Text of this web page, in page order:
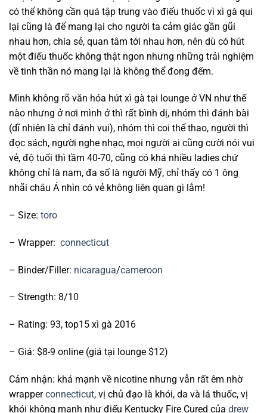
có thể không cần quá tập trung vào điếu thuốc vì xì gà qui
lại cũng là để mang lại cho người ta cảm giác gần gũi
nhau hơn, chia sẻ, quan tâm tới nhau hơn, nên dù có hút
một điếu thuốc không thật ngon nhưng những trải nghiệm
về tinh thần nó mang lại là không thể đong đếm.
Mình không rõ văn hóa hút xì gà tại lounge ở VN như thế
nào nhưng ở nơi mình ở thì rất bình dị, nhóm thì đánh bài
(dĩ nhiên là chỉ đánh vui), nhóm thì coi thể thao, người thì
đọc sách, người nghe nhạc, mọi người ai cũng cười nói vui
vẻ, độ tuổi thì tầm 40-70, cũng có khá nhiều ladies chứ
không chỉ là nam, đa số là người Mỹ, chỉ thấy có 1 ông
nhãi châu Á nhìn có vẻ không liên quan gì lắm!
– Size: toro
– Wrapper: connecticut
– Binder/Filler: nicaragua/cameroon
– Strength: 8/10
– Rating: 93, top15 xì gà 2016
– Giá: $8-9 online (giá tại lounge $12)
Cảm nhận: khá mạnh về nicotine nhưng vẫn rất êm nhờ
wrapperconnecticut, vị chủ đạo là khói, da và lá thuốc, vị
khói không mạnh như điếu Kentucky Fire Cured của drew